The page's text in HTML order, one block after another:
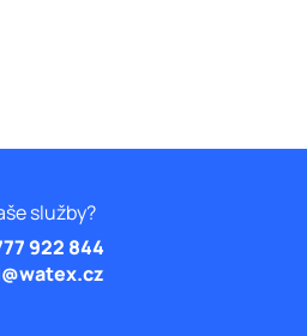
služby?
922 844